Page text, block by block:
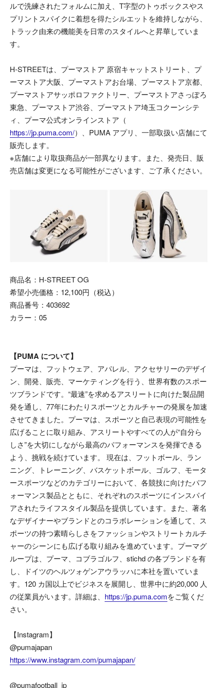
ルで洗練されたフォルムに加え、T字型のトゥボックスやス
プリントスパイクに着想を得たシルエットを維持しながら、
トラック由来の機能美を日常のスタイルへと昇華していま
す。
H-STREETは、プーマストア 原宿キャットストリート、プ
ーマストア大阪、プーマストアお台場、プーマストア京都、
プーマストアサッポロファクトリー、プーマストアさっぽろ
東急、プーマストア渋谷、プーマストア埼玉コクーンシテ
ィ、プーマ公式オンラインストア（
https://jp.puma.com/）、PUMA アプリ、一部取扱い店舗にて
販売します。
※店舗により取扱商品が一部異なります。また、発売日、販
売店舗は変更になる可能性がございます、ご了承ください。
商品名：H-STREET OG
希望小売価格：12,100円（税込）
商品番号：403692
カラー：05
【PUMA について】
プーマは、フットウェア、アパレル、アクセサリーのデザイ
ン、開発、販売、マーケティングを行う、世界有数のスポー
ツブランドです。“最速”を求めるアスリートに向けた製品開
発を通し、77年にわたりスポーツとカルチャーの発展を加速
させてきました。プーマは、スポーツと自己表現の可能性を
広げることに取り組み、アスリートやすべての人が“自分ら
しさ”を大切にしながら最高のパフォーマンスを発揮できる
よう、挑戦を続けています。 現在は、フットボール、ラン
ニング、トレーニング、バスケットボール、ゴルフ、モータ
ースポーツなどのカテゴリーにおいて、各競技に向けたパフ
ォーマンス製品とともに、それぞれのスポーツにインスパイ
アされたライフスタイル製品を提供しています。また、著名
なデザイナーやブランドとのコラボレーションを通して、ス
ポーツの持つ素晴らしさをファッションやストリートカルチ
ャーのシーンにも広げる取り組みを進めています。プーマグ
ループは、プーマ、コブラゴルフ、stichd の各ブランドを有
し、ドイツのヘルツォゲンアウラッハに本社を置いていま
す。120 カ国以上でビジネスを展開し、世界中に約20,000 人
の従業員がいます。詳細は、 https://jp.puma.comをご覧くだ
さい。
【Instagram】
@pumajapan
https://www.instagram.com/pumajapan/
@pumafootball_jp